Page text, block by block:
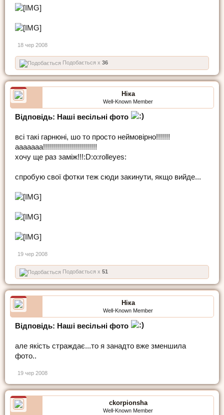
18 чер 2008
Подобається x 36
Ніка
Well-Known Member
Відповідь: Наші весільні фото
всі такі гарнюні, шо то просто неймовірно!!!!!!!
ааааааа!!!!!!!!!!!!!!!!!!!!!!!!!!!
хочу ще раз заміж!!!:D:o:rolleyes:
спробую свої фотки теж сюди закинути, якщо вийде...
19 чер 2008
Подобається x 51
Ніка
Well-Known Member
Відповідь: Наші весільні фото
але якість страждає...то я занадто вже зменшила
фото..
19 чер 2008
ckorpionsha
Well-Known Member